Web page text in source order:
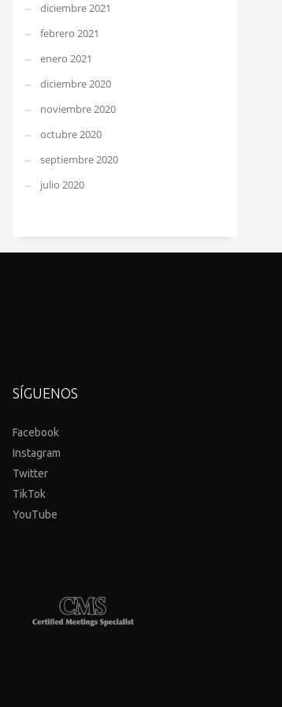
diciembre 2021
febrero 2021
enero 2021
diciembre 2020
noviembre 2020
octubre 2020
septiembre 2020
julio 2020
SÍGUENOS
Facebook
Instagram
Twitter
TikTok
YouTube